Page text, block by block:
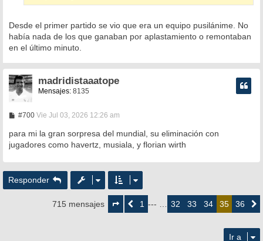
Desde el primer partido se vio que era un equipo pusilánime. No
había nada de los que ganaban por aplastamiento o remontaban
en el último minuto.
madridistaaatope
Mensajes: 8135
#700M
n
a
e
Vie Jul 03, 2026 12:26 am
para mi la gran sorpresa del mundial, su eliminación con
jugadores como havertz, musiala, y florian wirth
Responder
715 mensajes
Página
35
deAnterior
1 --- … 32 33 34 35 36
Ir a